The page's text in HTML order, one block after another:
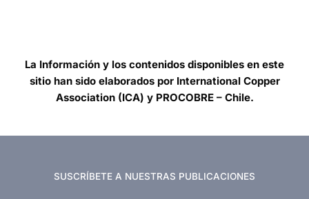
La Información y los contenidos disponibles en este
sitio han sido elaborados por International Copper
Association (ICA) y PROCOBRE – Chile.
SUSCRÍBETE A NUESTRAS PUBLICACIONES